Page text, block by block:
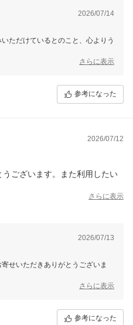
2026/07/14
ただけているとのこと、心よりう
にも目を留めていただき、私ども
さらに表示
参考になった
2026/07/12
ございます。また利用したい
さらに表示
2026/07/13
せいただきありがとうございま
うで、とても安心いたしました。
さらに表示
参考になった